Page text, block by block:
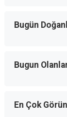
Bugün
Bugun
En Çok